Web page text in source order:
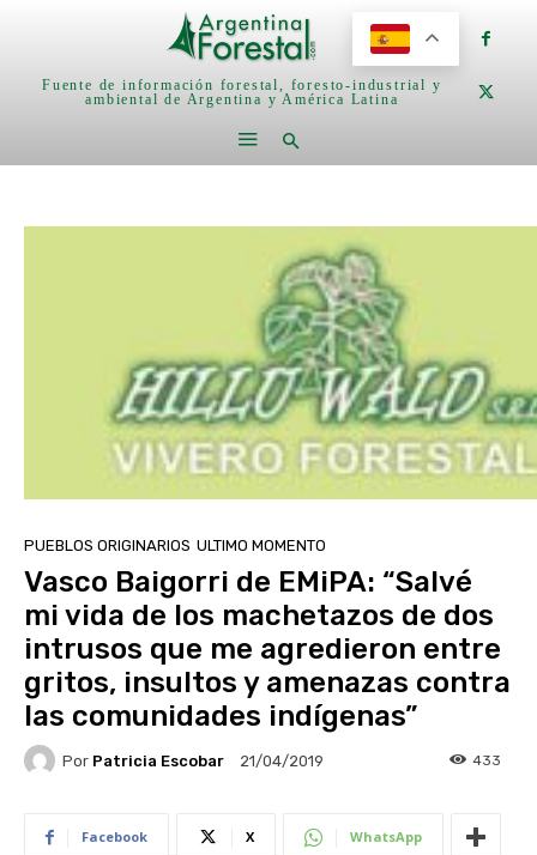
Fuente de información forestal, foresto-industrial y
ambiental de Argentina y América Latina
PUEBLOS ORIGINARIOS ULTIMO MOMENTO
Vasco Baigorri de EMiPA: “Salvé
mi vida de los machetazos de dos
intrusos que me agredieron entre
gritos, insultos y amenazas contra
las comunidades indígenas”
Por Patricia Escobar 21/04/2019 433
Facebook X WhatsApp